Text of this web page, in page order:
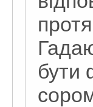
бути